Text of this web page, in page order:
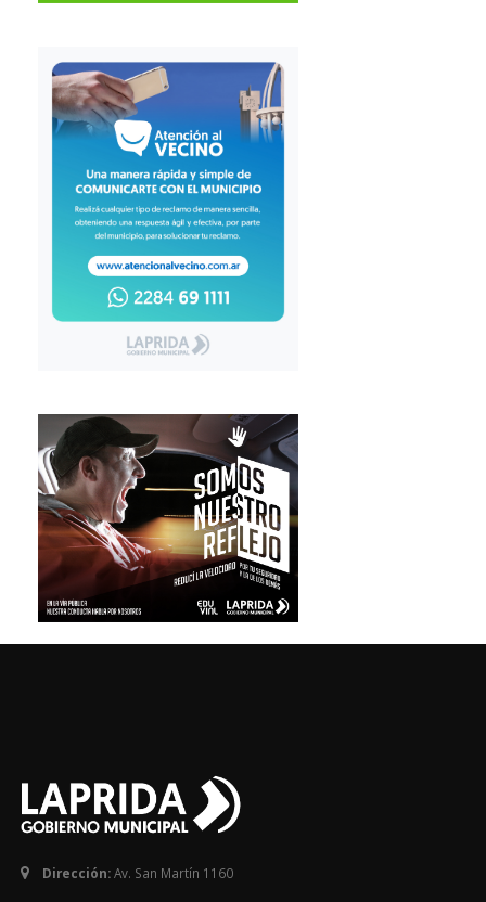
Dirección:Av. San Martín 1160